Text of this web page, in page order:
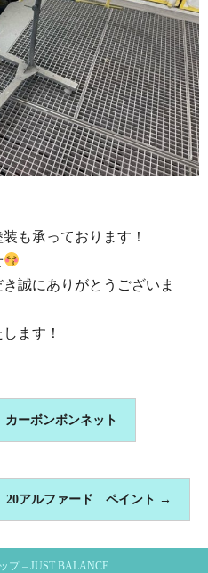
も承っております！
誠にありがとうございま
ます！
ーボンボンネット
20アルファード ペイント →
プ – JUST BALANCE